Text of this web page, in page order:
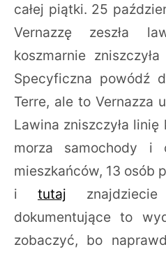
całej piątki. 25
Vernazzę zeszła
koszmarnie
Specyficzna powódź
Terre, ale to Vernazza
Lawina zniszczyła linię
morza samochody i
mieszkańców, 13 osób
i tutaj
dokumentujące to
zobaczyć, bo